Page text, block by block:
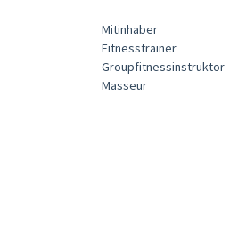
Mitinhaber
Fitnesstrainer
Groupfitnessinstruktor
Masseur